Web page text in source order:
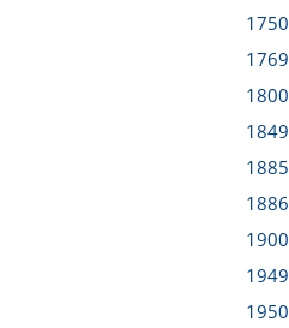
1750
1769
1800
1849
1885
1886
1900
1949
1950